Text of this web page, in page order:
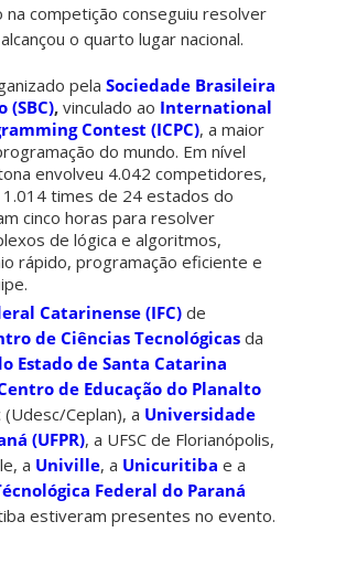
na competição conseguiu resolver
o quarto lugar nacional.
pelaSociedade Brasileira
(SBC),vinculado ao International
Contest (ICPC), a maior
do mundo. Em nível
envolveu 4.042competidores,
times de 24 estados do
cinco horas para resolver
de lógica e algoritmos,
rápido, programação eficiente e
Catarinense (IFC) de
de Ciências Tecnológicas da
Estado de Santa Catarina
de Educação do Planalto
Ceplan), a Universidade
(UFPR), a UFSC de Florianópolis,
a Univille, a Unicuritiba e a
Federal do Paraná
estiveram presentes no evento.